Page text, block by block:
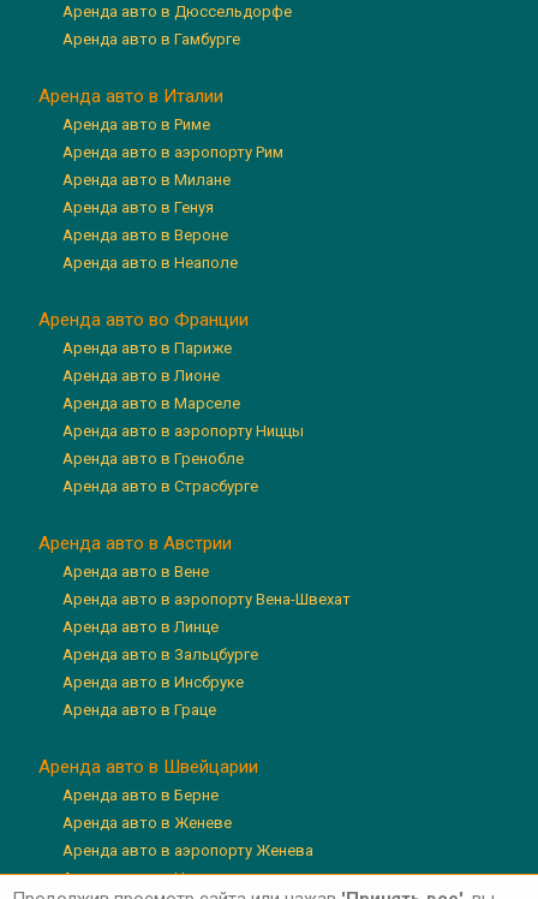
Аренда авто в Дюссельдорфе
Аренда авто в Гамбурге
Аренда авто в Италии
Аренда авто в Риме
Аренда авто в аэропорту Рим
Аренда авто в Милане
Аренда авто в Генуя
Аренда авто в Вероне
Аренда авто в Неаполе
Аренда авто во Франции
Аренда авто в Париже
Аренда авто в Лионе
Аренда авто в Марселе
Аренда авто в аэропорту Ниццы
Аренда авто в Гренобле
Аренда авто в Страсбурге
Аренда авто в Австрии
Аренда авто в Вене
Аренда авто в аэропорту Вена-Швехат
Аренда авто в Линце
Аренда авто в Зальцбурге
Аренда авто в Инсбруке
Аренда авто в Граце
Аренда авто в Швейцарии
Аренда авто в Берне
Аренда авто в Женеве
Аренда авто в аэропорту Женева
Аренда авто в Цюрихе